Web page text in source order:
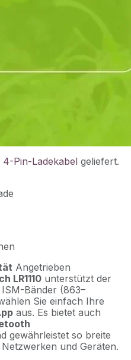
4-Pin-Ladekabel geliefert.
Angetrieben
LR1110 unterstützt der
Bänder (863–
Sie einfach Ihre
aus. Es bietet auch
gewährleistet so breite
und Geräten.